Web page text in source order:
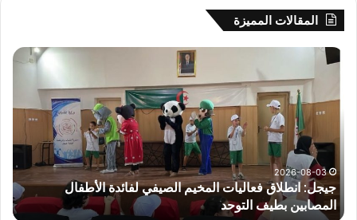
المقالات المميزة
جيجل:
المخيم
لفائدة
الأطفال
المصابين
بطيف
التوحد
2026-08-03
جيجل: انطلاق فعاليات المخيم الصيفي لفائدة الأطفال
المصابين بطيف التوحد